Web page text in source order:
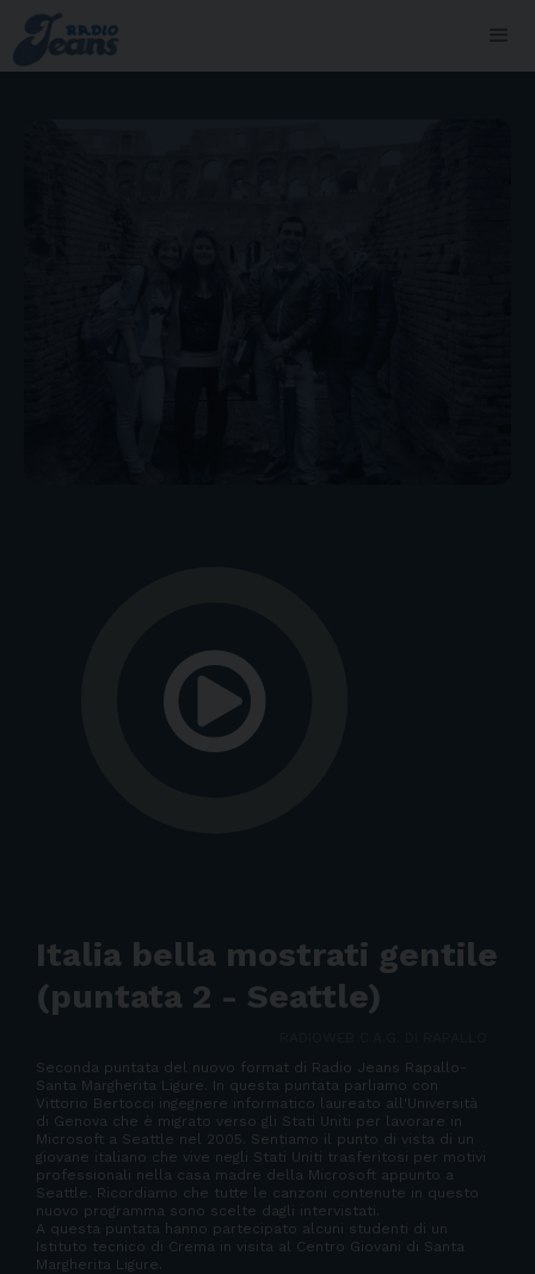
Italia bella mostrati gentile
(puntata 2 - Seattle)
Seconda puntata del nuovo format di Radio Jeans Rapallo-
Santa Margherita Ligure. In questa puntata parliamo con
Vittorio Bertocci ingegnere informatico laureato all'Università
di Genova che è migrato verso gli Stati Uniti per lavorare in
Microsoft a Seattle nel 2005. Sentiamo il punto di vista di un
giovane italiano che vive negli Stati Uniti trasferitosi per motivi
professionali nella casa madre della Microsoft appunto a
Seattle. Ricordiamo che tutte le canzoni contenute in questo
nuovo programma sono scelte dagli intervistati.
A questa puntata hanno partecipato alcuni studenti di un
Istituto tecnico di Crema in visita al Centro Giovani di Santa
Margherita Ligure.